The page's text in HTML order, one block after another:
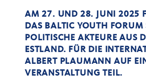
AM 27. UND 28. JUNI 2025
DAS BALTIC YOUTH
POLITISCHE AKTEURE AUS
ESTLAND. FÜR DIE
ALBERT PLAUMANN AUF
VERANSTALTUNG TEIL.